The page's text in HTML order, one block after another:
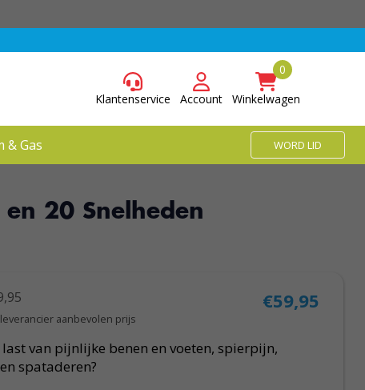
Klantenservice Account Winkelwagen
& Gas WORD LID
20 Snelheden
aanbevolen prijs
€59,95
van pijnlijke benen en voeten, spierpijn,
spataderen?